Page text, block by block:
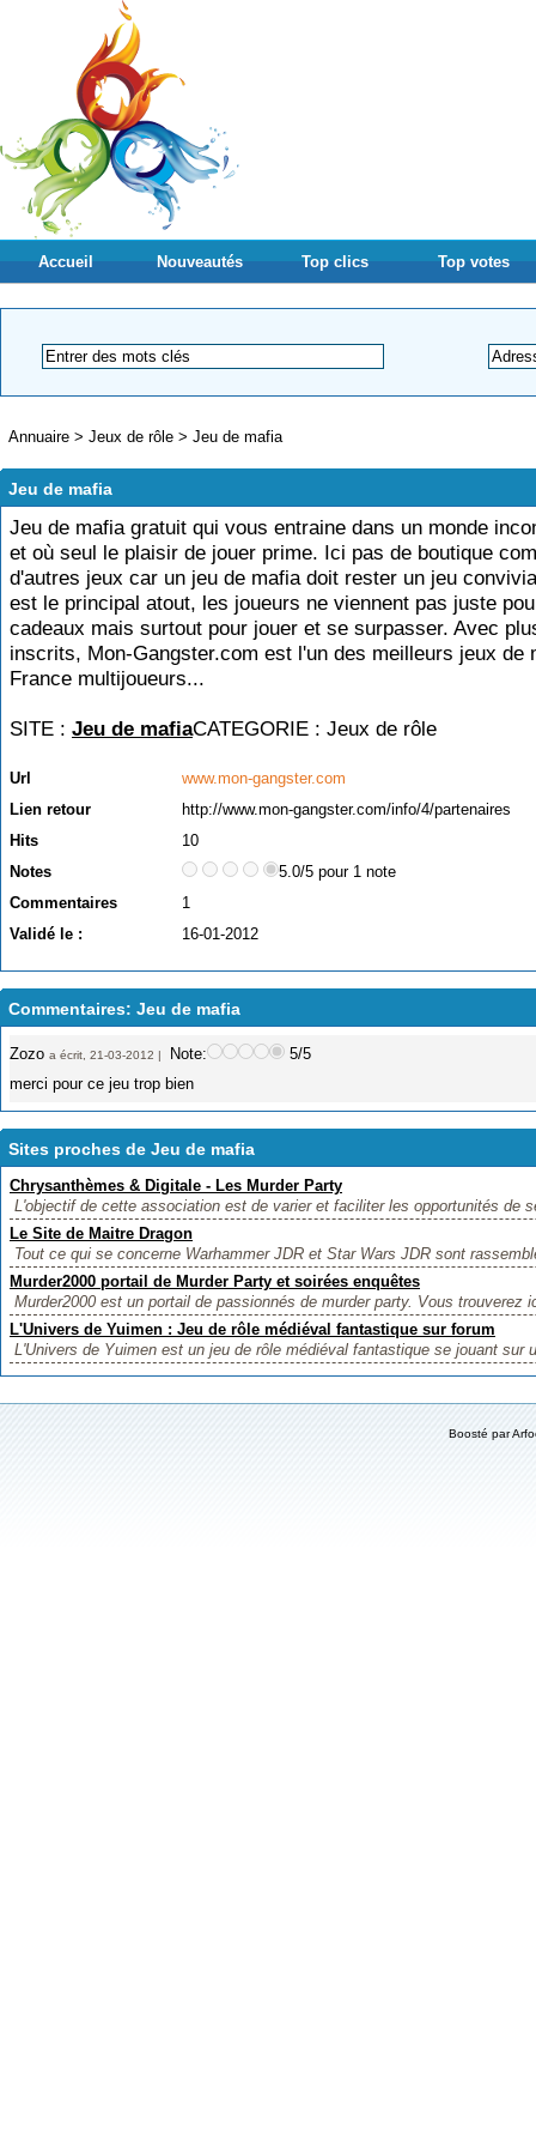
Accueil Nouveautés Top clics Top votes
Annuaire > Jeux de rôle > Jeu de mafia
Jeu de mafia
Jeu de mafia gratuit qui vous entraine dans un monde
et où seul le plaisir de jouer prime. Ici pas de boutique
d'autres jeux car un jeu de mafia doit rester un jeu
est le principal atout, les joueurs ne viennent pas juste
cadeaux mais surtout pour jouer et se surpasser. Avec
inscrits, Mon-Gangster.com est l'un des meilleurs jeux de
France multijoueurs...
SITE : Jeu de mafiaCATEGORIE : Jeux de rôle
Url
www.mon-gangster.com
Lien retour
http://www.mon-gangster.com/info/4/partenaires
Hits
10
Notes
5.0/5 pour 1 note
Commentaires
1
Validé le :
16-01-2012
Commentaires: Jeu de mafia
Zozo a écrit, 21-03-2012 | Note:
5/5
merci pour ce jeu trop bien
Sites proches de Jeu de mafia
Chrysanthèmes & Digitale - Les Murder Party
L'objectif de cette association est de varier et faciliter les opportunités de
Le Site de Maitre Dragon
Tout ce qui se concerne Warhammer JDR et Star Wars JDR sont
Murder2000 portail de Murder Party et soirées enquêtes
Murder2000 est un portail de passionnés de murder party. Vous trouverez
L'Univers de Yuimen : Jeu de rôle médiéval fantastique sur forum
L'Univers de Yuimen est un jeu de rôle médiéval fantastique se jouant sur
Boosté par